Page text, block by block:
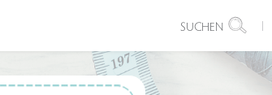
SUCHEN